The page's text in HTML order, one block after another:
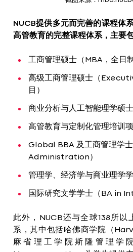
NUCB提供多元而完善的课程体
高管教育的完整课程体系，主要
工商管理硕士（MBA，全日
高级工商管理硕士（
目）
商业分析与人工智能理学硕士
高管教育与定制化管理培训项
Global BBA 及工商管理学
Administration）
管理学、经济学与商业理学
国际研究文学学士（BA in
此外，NUCB还与全球138所以
系，其中包括哈佛商学院（
麻省理工学院斯隆管理学